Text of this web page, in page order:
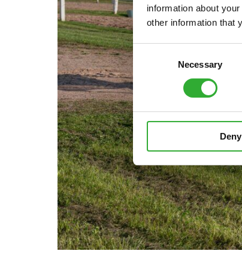
information about
other information that
Consent
Necessary
Deny